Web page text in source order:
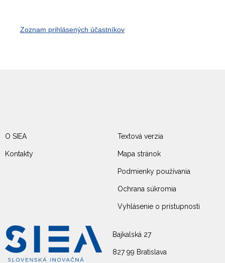
Zoznam prihlásených účastníkov
Bajkalská 27
827 99 Bratislava
O SIEA
Kontakty
Textová verzia
Mapa stránok
Podmienky používania
Ochrana súkromia
Vyhlásenie o prístupnosti